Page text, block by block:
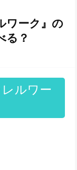
ワーク』の
る？
レルワー